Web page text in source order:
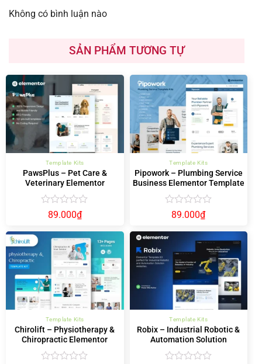
Không có bình luận nào
SẢN PHẨM TƯƠNG TỰ
Template Kits
PawsPlus – Pet Care &
Veterinary Elementor
Template Kit
Được
hạng
5
sao
89.000₫
Template Kits
Pipowork – Plumbing Service
Business Elementor Template
Kits
Được
hạng
0
sao
89.000₫
Template Kits
Chirolift – Physiotherapy &
Chiropractic Elementor
Template Kit
Template Kits
Robix – Industrial Robotic &
Automation Solution
Elementor Template Kit